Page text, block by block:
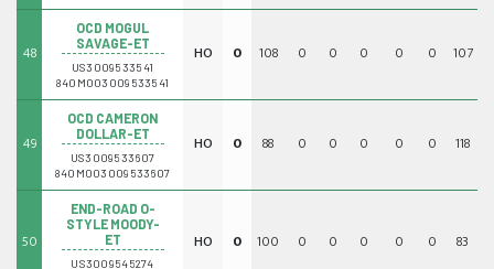
48
OCD MOGUL
SAVAGE-ET
US3009533541
840M003009533541
HO 0 108 0 0 0 0 0 107
49
OCD CAMERON
DOLLAR-ET
US3009533607
840M003009533607
HO 0 88 0 0 0 0 0 118
50
END-ROAD O-
STYLE MOODY-
ET
US3009545274
HO 0 100 0 0 0 0 0 83